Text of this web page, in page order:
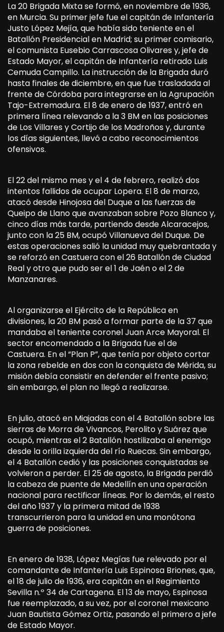
La 20 Brigada Mixta se formó, en noviembre de 1936,
en Murcia. Su primer jefe fue el capitán de Infantería
Justo López Mejía, que había sido teniente en el
Batallón Presidencial en Madrid; su primer comisario,
el comunista Eusebio Carrascosa Olivares y, jefe de
Estado Mayor, el capitán de Infantería retirado Luis
Cemuda Campillo. La instrucción de la Brigada duró
hasta finales de diciembre, en que fue trasladada al
frente de Córdoba para integrarse en la Agrupación
Tajo-Extremadura. El 8 de enero de 1937, entró en
primera línea relevando a la 3 BM en las posiciones
de Los Villares y Cortijo de los Madroños y, durante
los días siguientes, llevó a cabo reconocimientos
ofensivos.
El 22 del mismo mes y el 4 de febrero, realizó dos
intentos fallidos de ocupar Lopera. El 8 de marzo,
atacó desde Hinojosa del Duque a las fuerzas de
Queipo de Llano que avanzaban sobre Pozo Blanco y,
cinco días más tarde, partiendo desde Alcaracejos,
junto con la 25 BM, ocupó Villanueva del Duque. De
estas operaciones salió la unidad muy quebrantada y
se reforzó en Castuera con el 26 Batallón de Ciudad
Real y otro que pudo ser el 1 de Jaén o el 2 de
Manzanares.
Al organizarse el Ejército de la República en
divisiones, la 20 BM pasó a formar parte de la 37 que
mandaba el teniente coronel Juan Arce Mayoral. El
sector encomendado a la Brigada fue el de
Castuera. En el “Plan P”, que tenía por objeto cortar
la zona rebelde en dos con la conquista de Mérida, su
misión debía consistir en defender el frente pasivo;
sin embargo, el plan no llegó a realizarse.
En julio, atacó en Miajadas con el 4 Batallón sobre las
sierras de Morra de Vivancos, Perolito y Suárez que
ocupó, mientras el 2 Batallón hostilizaba al enemigo
desde la orilla izquierda del río Ruecas. Sin embargo,
el 4 Batallón cedió y las posiciones conquistadas se
volvieron a perder. El 25 de agosto, la Brigada perdió
la cabeza de puente de Medellín en una operación
nacional para rectificar líneas. Por lo demás, el resto
del año 1937 y la primera mitad de 1938
transcurrieron para la unidad en una monótona
guerra de posiciones.
En enero de 1938, López Megías fue relevado por el
comandante de Infantería Luis Espinosa Briones, que,
el 18 de julio de 1936, era capitán en el Regimiento
Sevilla n.º 34 de Cartagena. El 13 de mayo, Espinosa
fue reemplazado, a su vez, por el coronel mexicano
Juan Bautista Gómez Ortiz, pasando el primero a jefe
de Estado Mayor.